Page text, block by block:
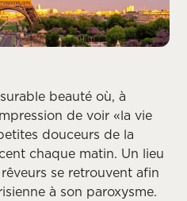
beauté où, à
de voir «la vie
douceurs de la
chaque matin. Un lieu
se retrouvent afin
à son paroxysme.